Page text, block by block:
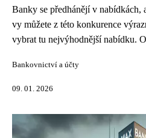
Banky se předhánějí v
vy můžete z této konkurence
vybrat tu nejvýhodnější nabídku.
Bankovnictví a účty
09. 01. 2026